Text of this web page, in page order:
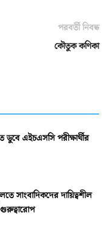
পরবর্তী নিবন্ধ
কৌতুক কণিকা
ডুবে এইচএসসি পরীক্ষার্থীর
সাংবাদিকদের দায়িত্বশীল